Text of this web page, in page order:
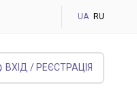
UA RU
ВХІД / РЕЄСТРАЦІЯ